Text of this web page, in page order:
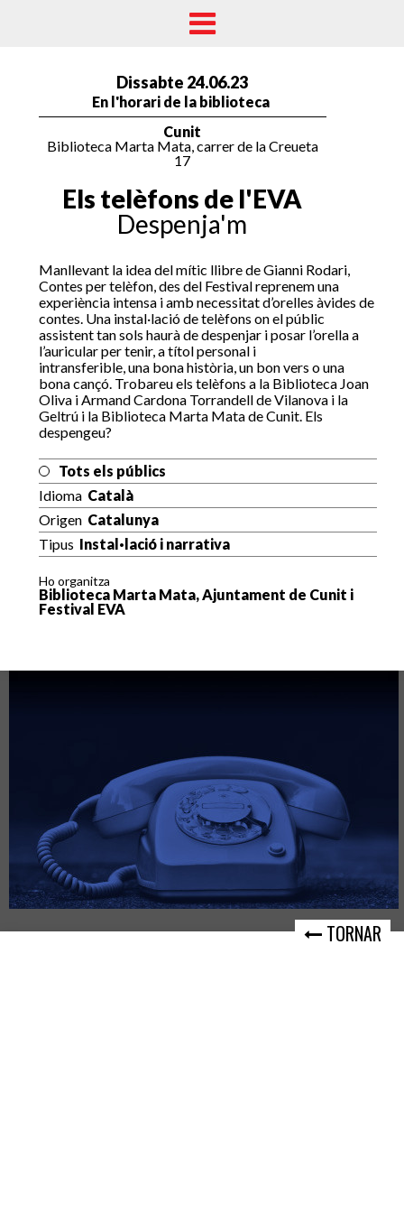
Dissabte 24.06.23
En l'horari de la biblioteca
Cunit
Biblioteca Marta Mata, carrer de la Creueta
17
Els telèfons de l'EVA
Despenja'm
Manllevant la idea del mític llibre de Gianni Rodari,
Contes per telèfon, des del Festival reprenem una
experiència intensa i amb necessitat d’orelles àvides de
contes. Una instal·lació de telèfons on el públic
assistent tan sols haurà de despenjar i posar l’orella a
l’auricular per tenir, a títol personal i
intransferible, una bona història, un bon vers o una
bona cançó. Trobareu els telèfons a la Biblioteca Joan
Oliva i Armand Cardona Torrandell de Vilanova i la
Geltrú i la Biblioteca Marta Mata de Cunit. Els
despengeu?
Tots els públics
Idioma Català
Origen Catalunya
Tipus Instal·lació i narrativa
Ho organitza
Biblioteca Marta Mata, Ajuntament de Cunit i
Festival EVA
TORNAR